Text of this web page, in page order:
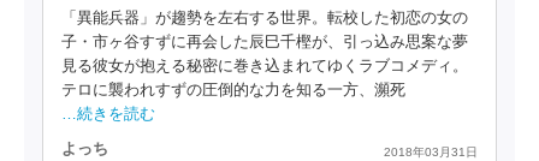
「異能兵器」が趨勢を左右する世界。転校した初恋の女の
子・市ヶ谷すずに再会した辰巳千樫が、引っ込み思案な夢
見る彼女が抱える秘密に巻き込まれてゆくラブコメディ。
テロに襲われすずの圧倒的な力を知る一方、瀕死
…続きを読む
よっち 2018年03月31日